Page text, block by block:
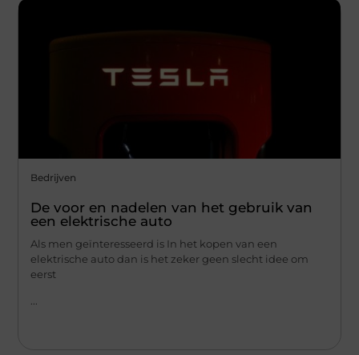
Bedrijven
De voor en nadelen van het gebruik van
een elektrische auto
Als men geïnteresseerd is In het kopen van een
elektrische auto dan is het zeker geen slecht idee om
eerst
...